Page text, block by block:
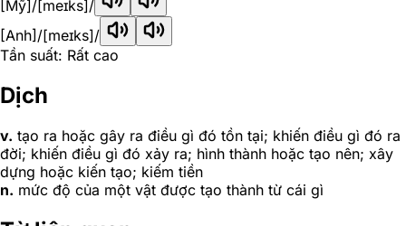
[Mỹ]/[meɪks]/
[Anh] /[meɪks]/
Tần suất: Rất cao
Dịch
v. tạo ra hoặc gây ra điều gì đó tồn tại; khiến điều gì đó ra
đời; khiến điều gì đó xảy ra; hình thành hoặc tạo nên; xây
dựng hoặc kiến tạo; kiếm tiền
n. mức độ của một vật được tạo thành từ cái gì